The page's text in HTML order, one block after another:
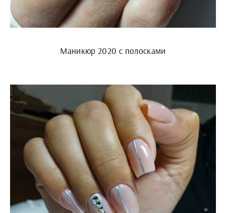
Маникюр 2020 с полосками